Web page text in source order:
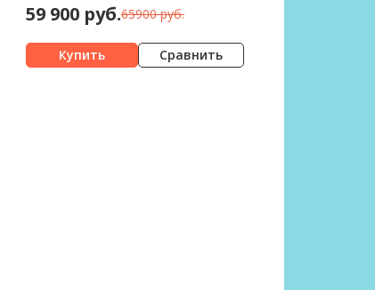
59 900 руб.65900 руб.
Сравнить